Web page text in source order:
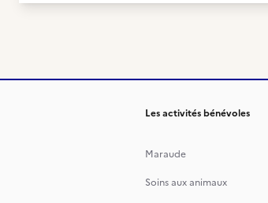
Les activités bénévoles
Maraude
Soins aux animaux